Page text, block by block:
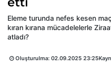
Eleme turunda nefes kesen
kıran kırana mücadelelerle
atladı?
Oluşturulma: 02.09.2025 23:25